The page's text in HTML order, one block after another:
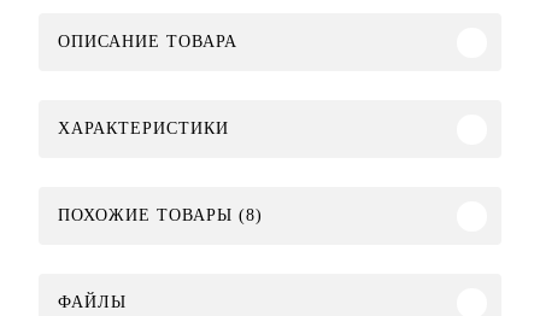
ОПИСАНИЕ ТОВАРА
ХАРАКТЕРИСТИКИ
ПОХОЖИЕ ТОВАРЫ (8)
ФАЙЛЫ